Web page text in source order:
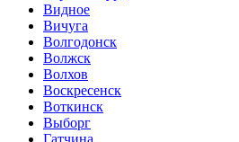
Видное
Вичуга
Волгодонск
Волжск
Волхов
Воскресенск
Воткинск
Выборг
Гатчина